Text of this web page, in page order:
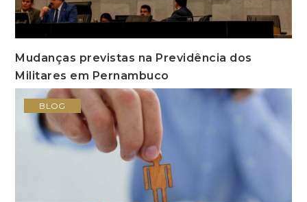
Mudanças previstas na Previdência dos
Militares em Pernambuco
BLOG